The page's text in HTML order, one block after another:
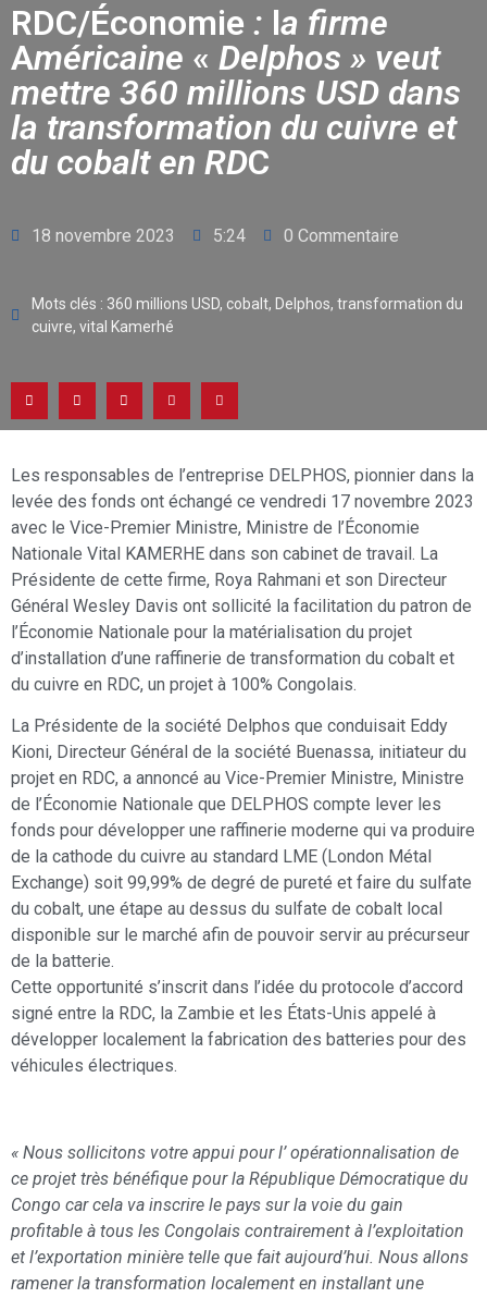
RDC/Économie : la firme
Américaine « Delphos » veut
mettre 360 millions USD dans
la transformation du cuivre et
du cobalt en RDC
18 novembre 2023 5:24 0 Commentaire
Mots clés : 360 millions USD, cobalt, Delphos, transformation du
cuivre, vital Kamerhé
Les responsables de l’entreprise DELPHOS, pionnier dans la
levée des fonds ont échangé ce vendredi 17 novembre 2023
avec le Vice-Premier Ministre, Ministre de l’Économie
Nationale Vital KAMERHE dans son cabinet de travail. La
Présidente de cette firme, Roya Rahmani et son Directeur
Général Wesley Davis ont sollicité la facilitation du patron de
l’Économie Nationale pour la matérialisation du projet
d’installation d’une raffinerie de transformation du cobalt et
du cuivre en RDC, un projet à 100% Congolais.
La Présidente de la société Delphos que conduisait Eddy
Kioni, Directeur Général de la société Buenassa, initiateur du
projet en RDC, a annoncé au Vice-Premier Ministre, Ministre
de l’Économie Nationale que DELPHOS compte lever les
fonds pour développer une raffinerie moderne qui va produire
de la cathode du cuivre au standard LME (London Métal
Exchange) soit 99,99% de degré de pureté et faire du sulfate
du cobalt, une étape au dessus du sulfate de cobalt local
disponible sur le marché afin de pouvoir servir au précurseur
de la batterie.
Cette opportunité s’inscrit dans l’idée du protocole d’accord
signé entre la RDC, la Zambie et les États-Unis appelé à
développer localement la fabrication des batteries pour des
véhicules électriques.
« Nous sollicitons votre appui pour l’ opérationnalisation de
ce projet très bénéfique pour la République Démocratique du
Congo car cela va inscrire le pays sur la voie du gain
profitable à tous les Congolais contrairement à l’exploitation
et l’exportation minière telle que fait aujourd’hui. Nous allons
ramener la transformation localement en installant une